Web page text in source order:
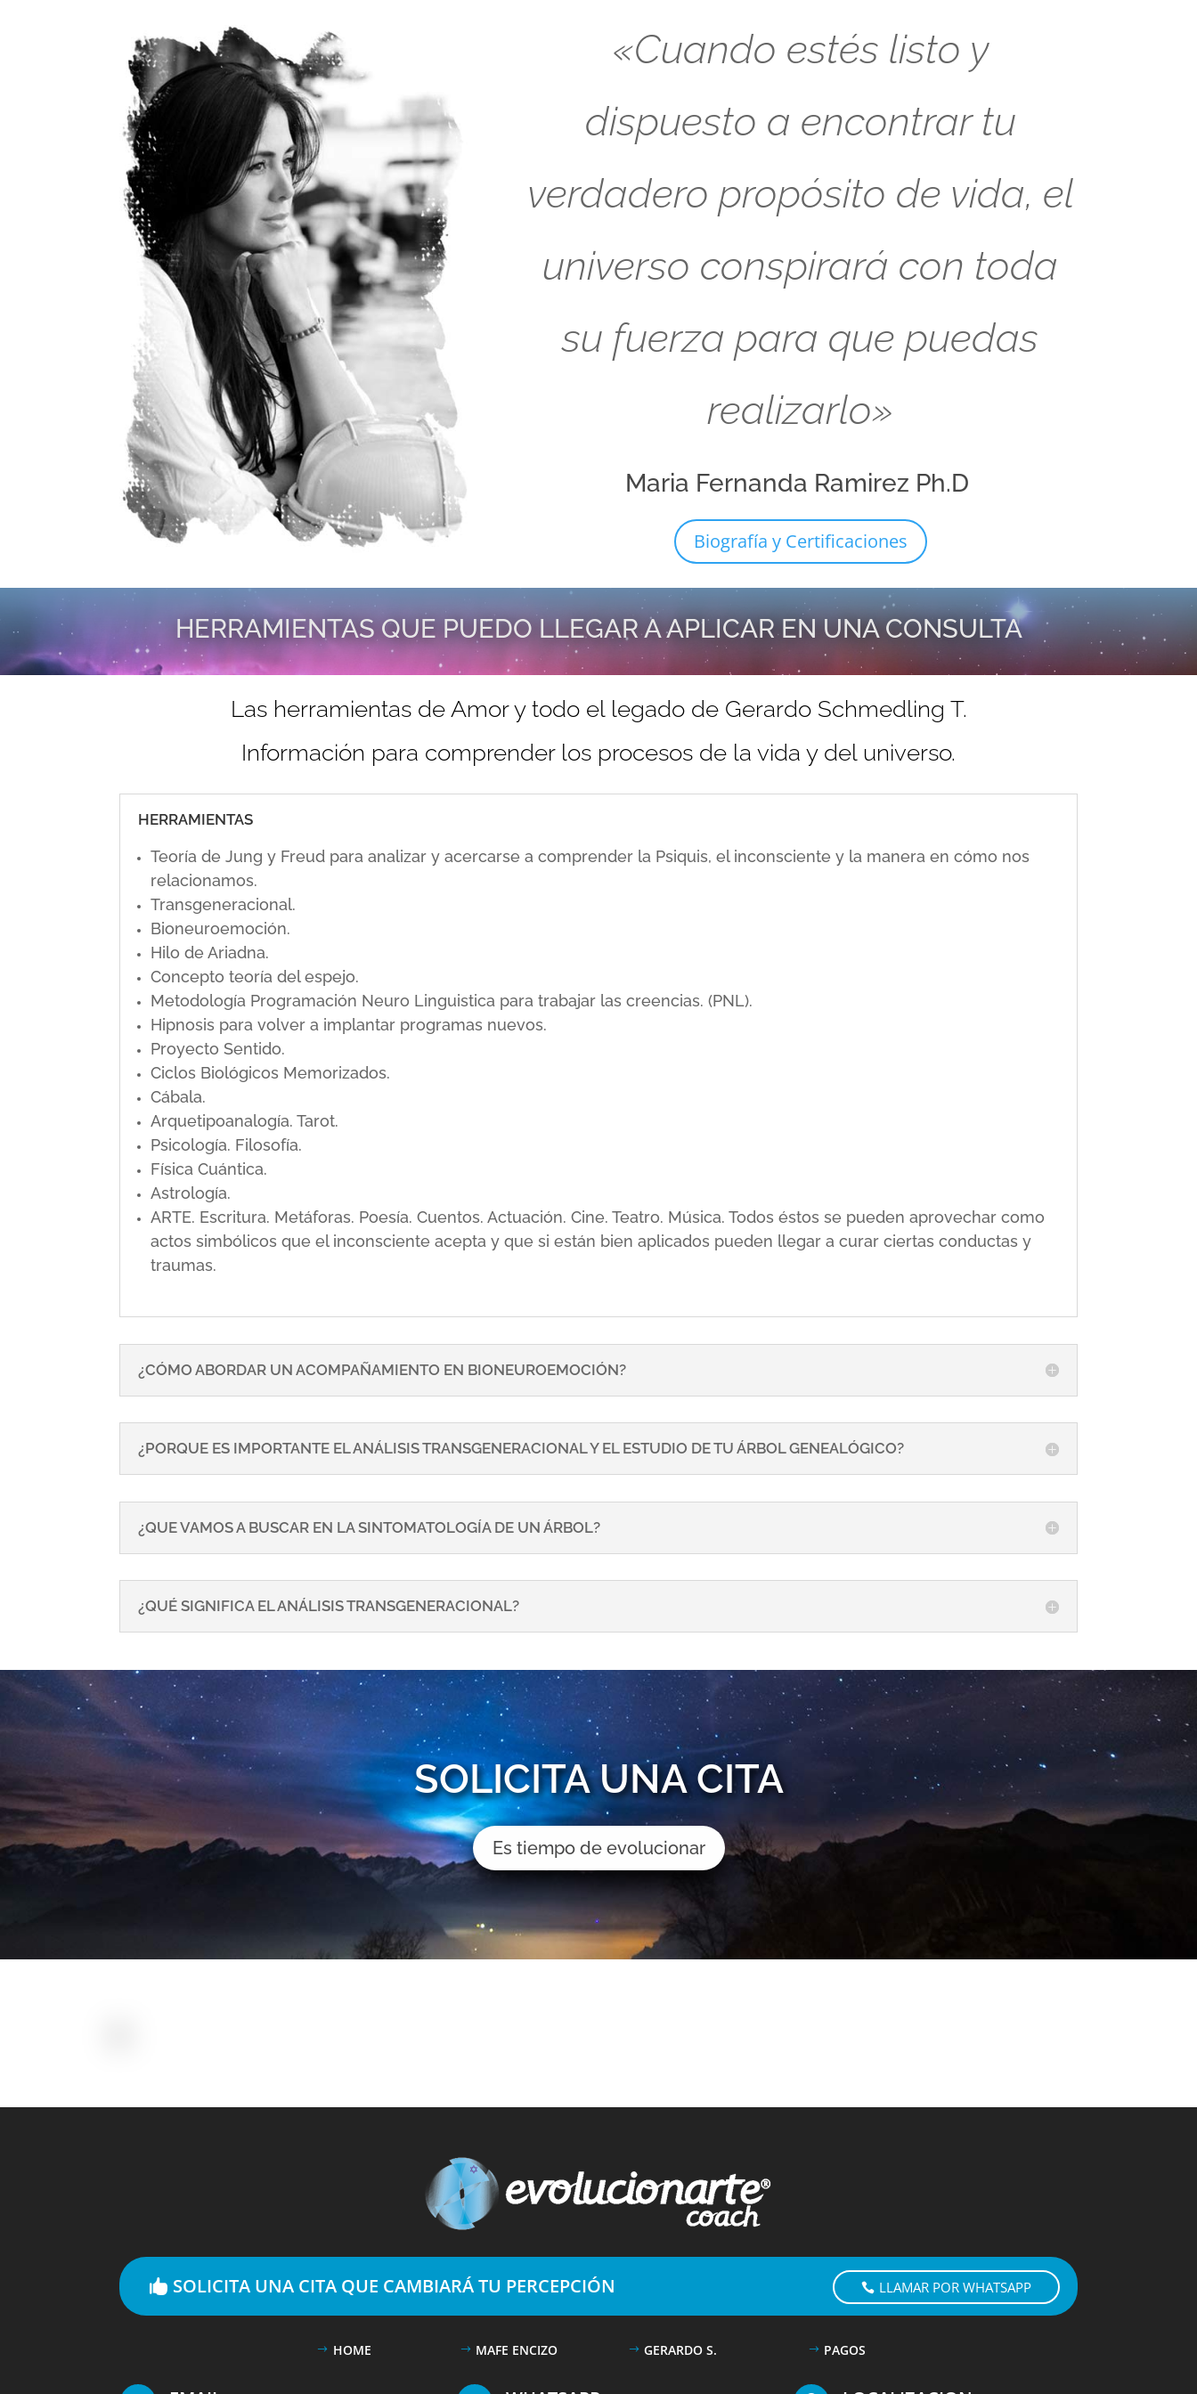
«Cuando estés listo y
dispuesto a encontrar tu
verdadero propósito de vida, el
universo conspirará con toda
su fuerza para que puedas
realizarlo»
Maria Fernanda Ramirez Ph.D
Biografía y Certificaciones
HERRAMIENTAS QUE PUEDO LLEGAR A APLICAR EN UNA CONSULTA
Las herramientas de Amor y todo el legado de Gerardo Schmedling T.
Información para comprender los procesos de la vida y del universo.
HERRAMIENTAS
Teoría de Jung y Freud para analizar y acercarse a comprender la Psiquis, el inconsciente y la manera en cómo nos
relacionamos.
Transgeneracional.
Bioneuroemoción.
Hilo de Ariadna.
Concepto teoría del espejo.
Metodología Programación Neuro Linguistica para trabajar las creencias. (PNL).
Hipnosis para volver a implantar programas nuevos.
Proyecto Sentido.
Ciclos Biológicos Memorizados.
Cábala.
Arquetipoanalogía. Tarot.
Psicología. Filosofía.
Física Cuántica.
Astrología.
ARTE. Escritura. Metáforas. Poesía. Cuentos. Actuación. Cine. Teatro. Música. Todos éstos se pueden aprovechar como
actos simbólicos que el inconsciente acepta y que si están bien aplicados pueden llegar a curar ciertas conductas y
traumas.
¿CÓMO ABORDAR UN ACOMPAÑAMIENTO EN BIONEUROEMOCIÓN?
¿PORQUE ES IMPORTANTE EL ANÁLISIS TRANSGENERACIONAL Y EL ESTUDIO DE TU ÁRBOL GENEALÓGICO?
¿QUE VAMOS A BUSCAR EN LA SINTOMATOLOGÍA DE UN ÁRBOL?
¿QUÉ SIGNIFICA EL ANÁLISIS TRANSGENERACIONAL?
SOLICITA UNA CITA
Es tiempo de evolucionar
SOLICITA UNA CITA QUE CAMBIARÁ TU PERCEPCIÓN LLAMAR POR WHATSAPP
HOME MAFE ENCIZO GERARDO S. PAGOS